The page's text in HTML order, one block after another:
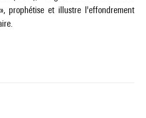
prophétise et illustre l'effondrement